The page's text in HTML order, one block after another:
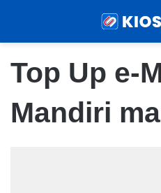
Top Up e-
Mandiri